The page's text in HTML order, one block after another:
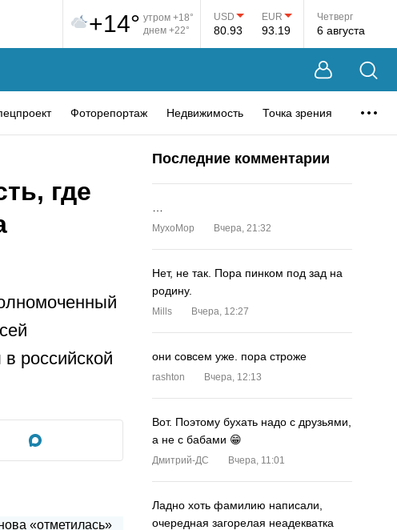
+14° утром +18°
днем +22°
USD
80.93
EUR
93.19
Четверг
6 августа
Фоторепортаж Недвижимость Точка зрения
где
российской
Последние комментарии
MyxoMop Вчера, 21:32
Нет, не так. Пора пинком под зад на
родину.
Mills Вчера, 12:27
они совсем уже. пора строже
rashton Вчера, 12:13
Вот. Поэтому бухать надо с друзьями,
а не с бабами 😁
Дмитрий-ДС Вчера, 11:01
Ладно хоть фамилию написали,
очередная загорелая неадекватка